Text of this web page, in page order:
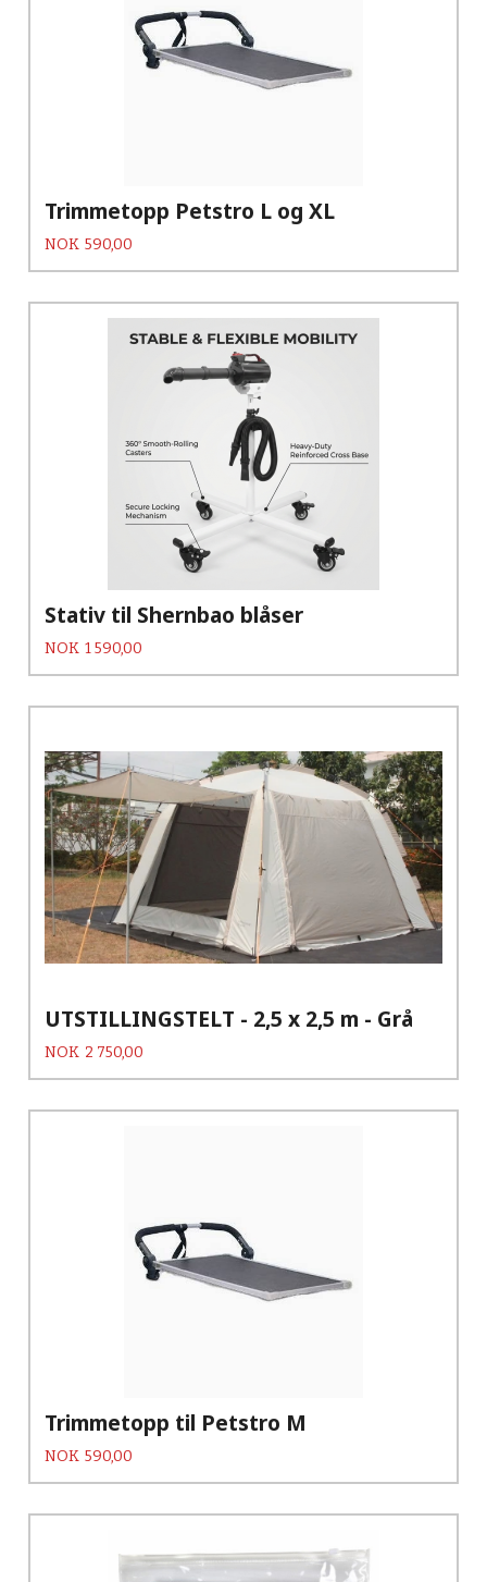
Trimmetopp Petstro L og XL
Pris
NOK 590,00
Stativ til Shernbao blåser
Pris
NOK 1 590,00
UTSTILLINGSTELT - 2,5 x 2,5 m - Grå
Pris
NOK 2 750,00
Trimmetopp til Petstro M
Pris
NOK 590,00